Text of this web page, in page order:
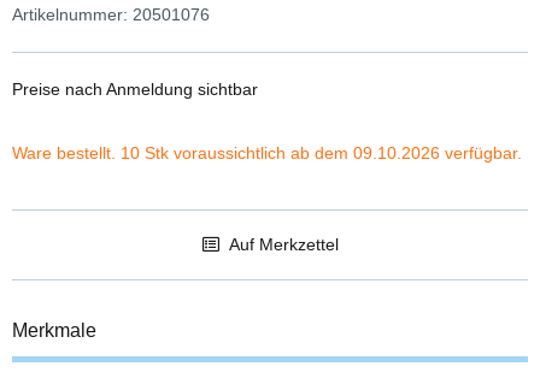
Artikelnummer: 20501076
Preise nach Anmeldung sichtbar
Ware bestellt. 10 Stk voraussichtlich ab dem 09.10.2026 verfügbar.
Auf Merkzettel
Merkmale